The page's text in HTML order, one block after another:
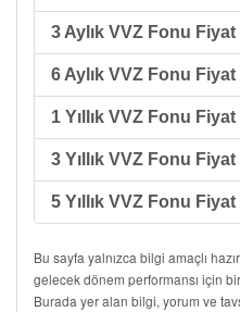
3 Aylık VVZ Fonu
6 Aylık VVZ Fonu
1 Yıllık VVZ Fonu
3 Yıllık VVZ Fonu
5 Yıllık VVZ Fonu
Bu sayfa yalnızca bilgi amaçlı
gelecek dönem performansı için
Burada yer alan bilgi, yorum ve